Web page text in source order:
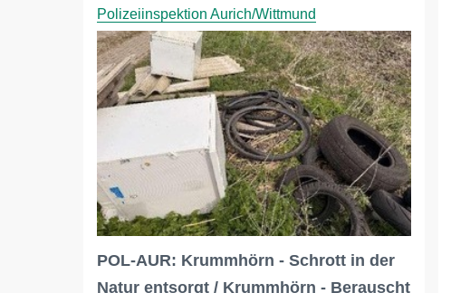
Polizeiinspektion Aurich/Wittmund
POL-AUR: Krummhörn - Schrott in der
Natur entsorgt / Krummhörn - Berauscht